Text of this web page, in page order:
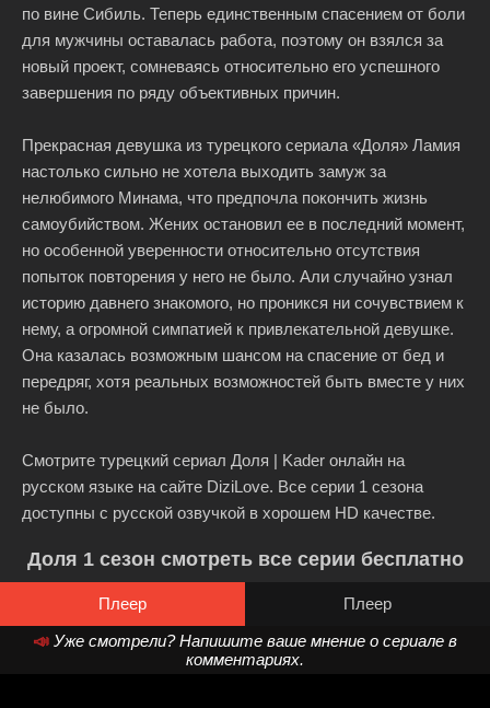
по вине Сибиль. Теперь единственным спасением от боли
для мужчины оставалась работа, поэтому он взялся за
новый проект, сомневаясь относительно его успешного
завершения по ряду объективных причин.
Прекрасная девушка из турецкого сериала «Доля» Ламия
настолько сильно не хотела выходить замуж за
нелюбимого Минама, что предпочла покончить жизнь
самоубийством. Жених остановил ее в последний момент,
но особенной уверенности относительно отсутствия
попыток повторения у него не было. Али случайно узнал
историю давнего знакомого, но проникся ни сочувствием к
нему, а огромной симпатией к привлекательной девушке.
Она казалась возможным шансом на спасение от бед и
передряг, хотя реальных возможностей быть вместе у них
не было.
Смотрите турецкий сериал Доля | Kader онлайн на
русском языке на сайте DiziLove. Все серии 1 сезона
доступны с русской озвучкой в хорошем HD качестве.
Доля 1 сезон смотреть все серии бесплатно
Плеер
Плеер
📣 Уже смотрели? Напишите ваше мнение о сериале в
комментариях.